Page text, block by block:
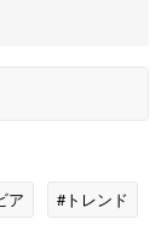
ア #トレンド